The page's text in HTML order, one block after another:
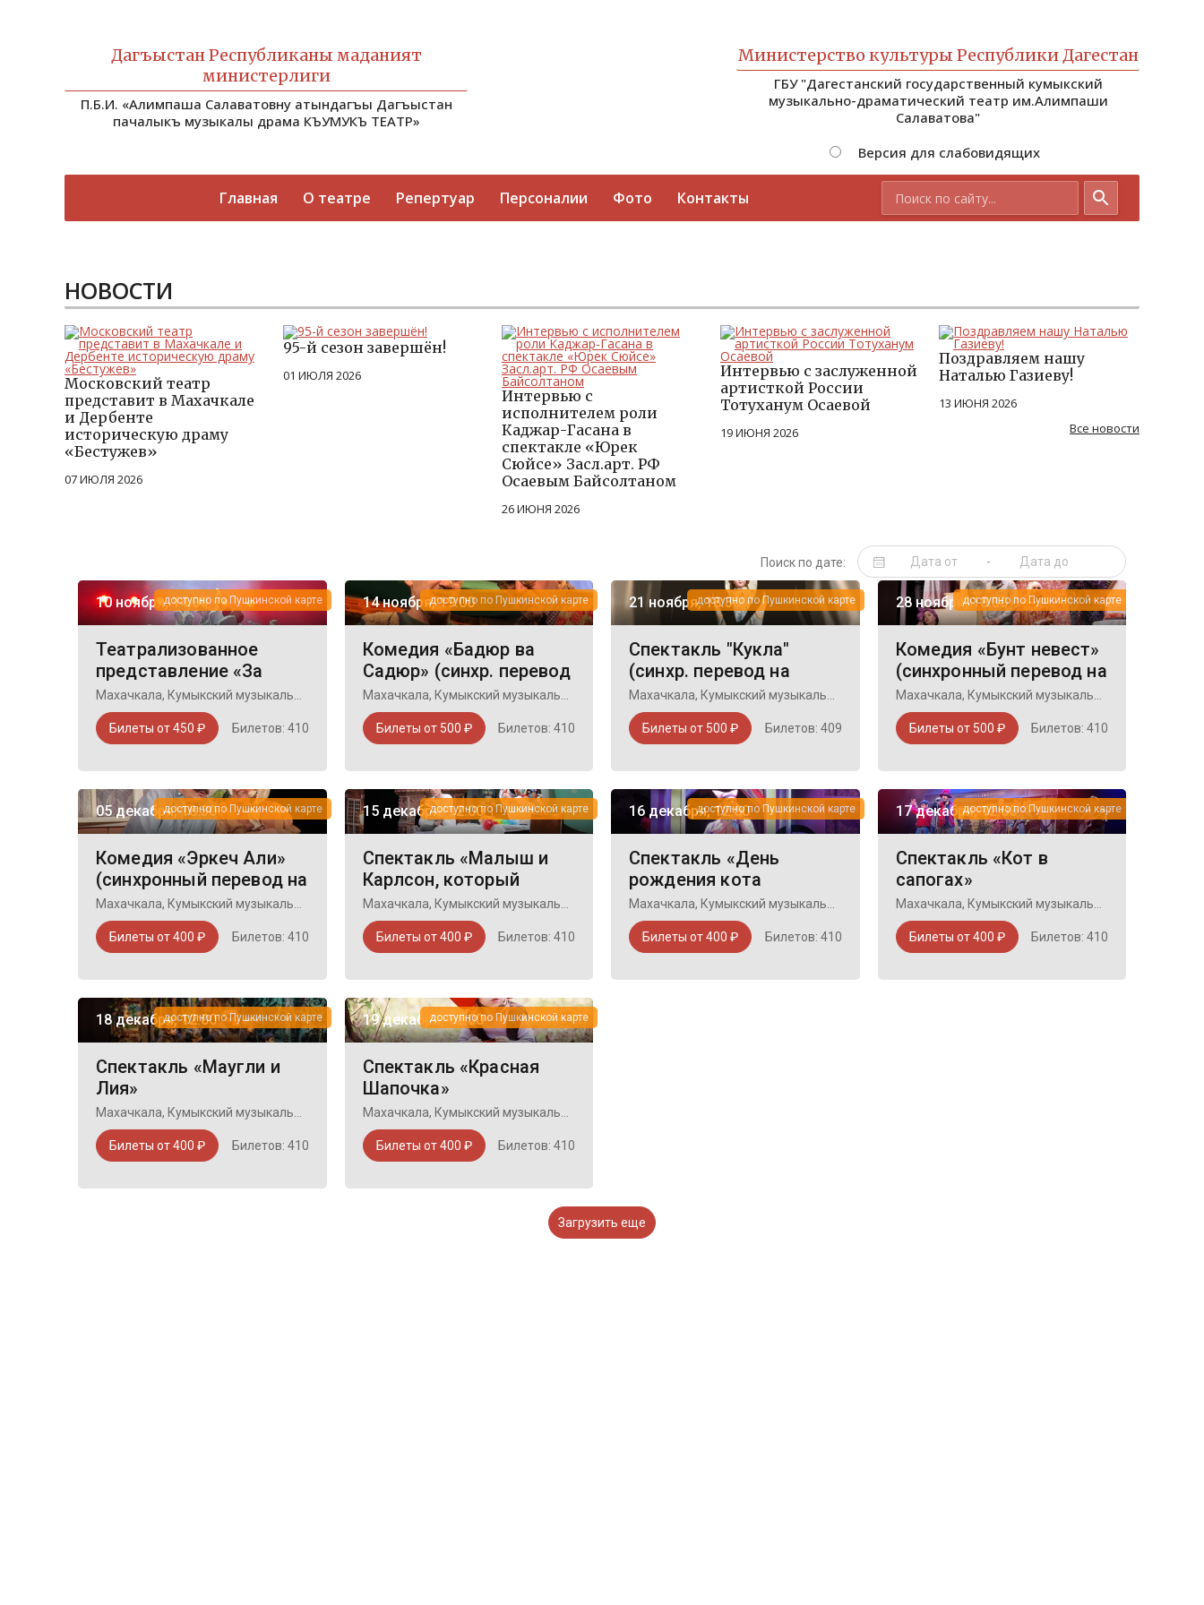
Дагъыстан Республиканы маданият
министерлиги
П.Б.И. «Алимпаша Салаватовну атындагъы Дагъыстан
пачалыкъ музыкалы драма КЪУМУКЪ ТЕАТР»
Министерство культуры Республики Дагестан
ГБУ "Дагестанский государственный кумыкский
музыкально-драматический театр им.Алимпаши
Салаватова"
Версия для слабовидящих
Главная О театре Репертуар Персоналии Фото Контакты
НОВОСТИ
Московский театр
представит в Махачкале
и Дербенте
историческую драму
«Бестужев»
07 ИЮЛЯ 2026
95-й сезон завершён!
01 ИЮЛЯ 2026
Интервью с
исполнителем роли
Каджар-Гасана в
спектакле «Юрек
Сюйсе» Засл.арт. РФ
Осаевым Байсолтаном
26 ИЮНЯ 2026
Интервью с заслуженной
артисткой России
Тотуханум Осаевой
19 ИЮНЯ 2026
Поздравляем нашу
Наталью Газиеву!
13 ИЮНЯ 2026
Все новости